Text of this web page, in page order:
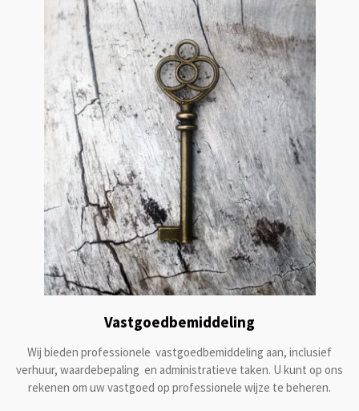
Vastgoedbemiddeling
Wij bieden professionele vastgoedbemiddeling aan, inclusief
verhuur, waardebepaling en administratieve taken. U kunt op ons
rekenen om uw vastgoed op professionele wijze te beheren.